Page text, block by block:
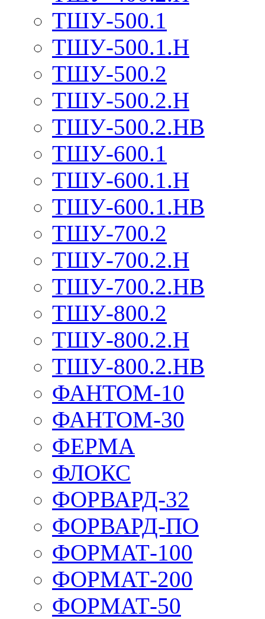
ТШУ-500.1
ТШУ-500.1.Н
ТШУ-500.2
ТШУ-500.2.Н
ТШУ-500.2.НВ
ТШУ-600.1
ТШУ-600.1.Н
ТШУ-600.1.НВ
ТШУ-700.2
ТШУ-700.2.Н
ТШУ-700.2.НВ
ТШУ-800.2
ТШУ-800.2.Н
ТШУ-800.2.НВ
ФАНТОМ-10
ФАНТОМ-30
ФЕРМА
ФЛОКС
ФОРВАРД-32
ФОРВАРД-ПО
ФОРМАТ-100
ФОРМАТ-200
ФОРМАТ-50